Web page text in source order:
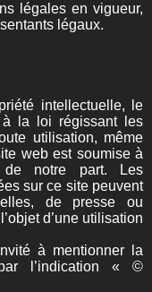
légales en vigueur,
légaux.
intellectuelle, le
à la loi régissant les
utilisation, même
web est soumise à
de notre part. Les
sur ce site peuvent
de presse ou
d’une utilisation
à mentionner la
l’indication « ©